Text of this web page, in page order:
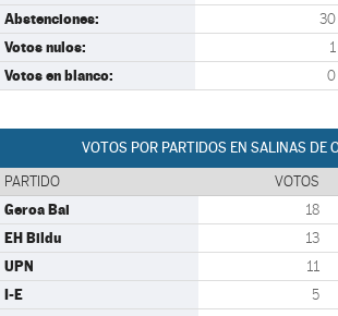
Abstenciones: 30
Votos nulos: 1
Votos en blanco: 0
VOTOS POR PARTIDOS EN SALINAS DE
PARTIDO VOTOS
Geroa Bai 18
EH Bildu 13
UPN 11
I-E 5